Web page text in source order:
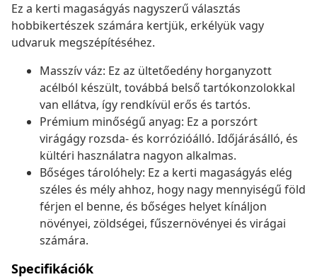
Ez a kerti magaságyás nagyszerű választás
hobbikertészek számára kertjük, erkélyük vagy
udvaruk megszépítéséhez.
Masszív váz: Ez az ültetőedény horganyzott
acélból készült, továbbá belső tartókonzolokkal
van ellátva, így rendkívül erős és tartós.
Prémium minőségű anyag: Ez a porszórt
virágágy rozsda- és korrózióálló. Időjárásálló, és
kültéri használatra nagyon alkalmas.
Bőséges tárolóhely: Ez a kerti magaságyás elég
széles és mély ahhoz, hogy nagy mennyiségű föld
férjen el benne, és bőséges helyet kínáljon
növényei, zöldségei, fűszernövényei és virágai
számára.
Specifikációk